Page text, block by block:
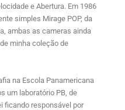
e Abertura. Em 1986
simples Mirage POP, da
ambas as cameras ainda
minha coleção de
na Escola Panamericana
um laboratório PB, de
ficando responsável por